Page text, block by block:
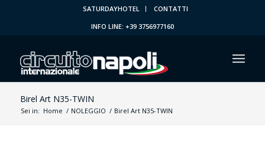
SATURDAYHOTEL
CONTATTI
INFO LINE: +39 3756977160
Birel Art N35-TWIN
Sei in: Home / NOLEGGIO / Birel Art N35-TWIN